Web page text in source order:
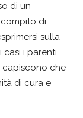
di un
di
sulla
casi i parenti
capiscono che
di cura e